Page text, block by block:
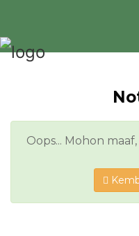
Oops... Mohon